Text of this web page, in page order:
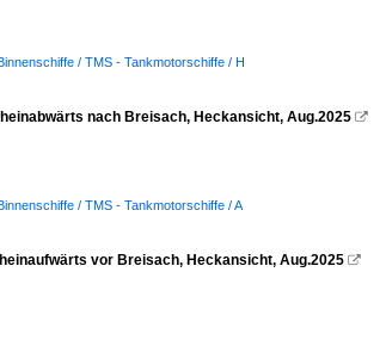
/ TMS - Tankmotorschiffe / H
nach Breisach, Heckansicht, Aug.2025 
/ TMS - Tankmotorschiffe / A
vor Breisach, Heckansicht, Aug.2025 